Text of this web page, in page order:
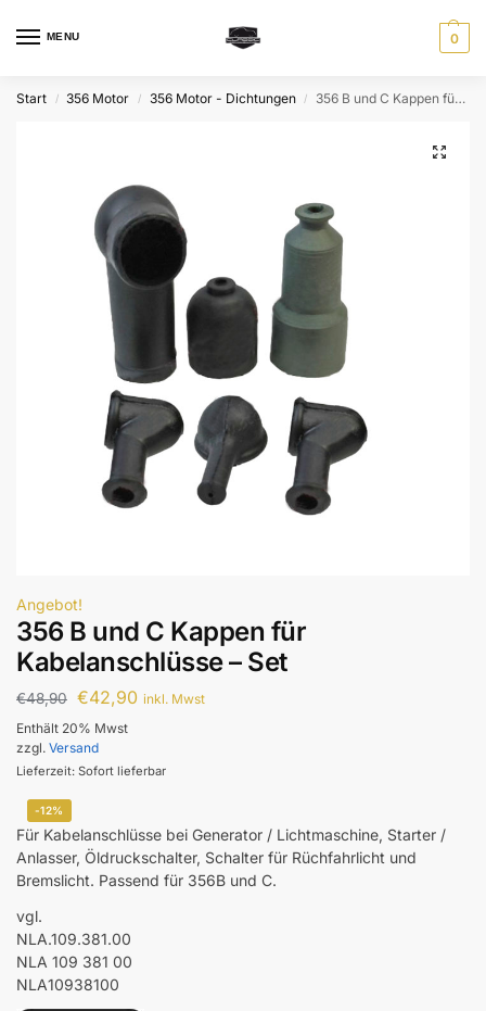
MENU 0
Start / 356 Motor / 356 Motor - Dichtungen / 356 B und C Kappen für Kabelanschlüsse – Set
Angebot!
356 B und C Kappen für
Kabelanschlüsse – Set
€48,90 €42,90 inkl. Mwst
Enthält 20% Mwst
zzgl. Versand
Lieferzeit: Sofort lieferbar
-12%
Für Kabelanschlüsse bei Generator / Lichtmaschine, Starter /
Anlasser, Öldruckschalter, Schalter für Rüchfahrlicht und
Bremslicht. Passend für 356B und C.
vgl.
NLA.109.381.00
NLA 109 381 00
NLA10938100